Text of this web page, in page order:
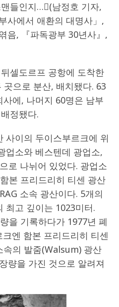
들인지…󰡓(남정호 기자,
사에서 애환의 대명사」,
음, 『파독광부 30년사』,
셀도르프 공항에 도착한
으로 분산, 배치됐다. 63
에, 나머지 60명은 남부
정됐다.
사이의 두이스부르크에 위
업소와 베스텐데 광업소,
로 나뉘어 있었다. 광업소
본 프리드리히 티센 광산
소속 광산이다. 5개의
최고 깊이는 1023미터.
을 기록하다가 1977년 폐
엔 함본 프리드리히 티센
속의 발줌(Walsum) 광산
량을 가진 것으로 알려져